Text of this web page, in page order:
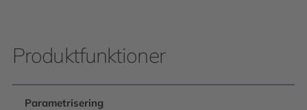
Produktfunktioner
Parametrisering